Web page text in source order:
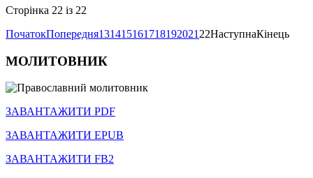
Сторінка 22 із 22
ПочатокПопередня131415161718192021 22НаступнаКінець
МОЛИТОВНИК
ЗАВАНТАЖИТИ PDF
ЗАВАНТАЖИТИ EPUB
ЗАВАНТАЖИТИ FB2